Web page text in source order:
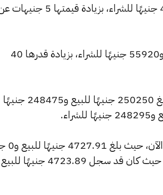
وارتفع سعر عيار 14 ليصل إلى 4695 جنيهًا للبيع و4660 جنيهًا
وارتفع سعر الجنيه الذهب ليسجل 56320 جنيهًا للبيع و55920 جنيهًا للشراء، بزيادة قدرها 40
وشهد سعر الأونصة بالجنيه ارتفاعًا بقيمة 180 جنيهًا ليبلغ 250250 جنيهًا للبيع و248475 جنيهًا
كما شهد سعر